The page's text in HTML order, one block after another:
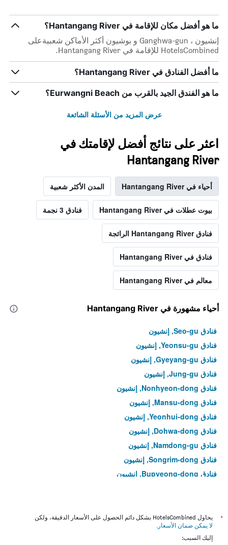
ما هو أفضل مكان للإقامة في Hantangang River؟
إنشيون ، Ganghwa-gun و بوشيون أكثر الأماكن شعبيةعلى
HotelsCombined للإقامة في Hantangang River.
ما أفضل الفنادق في Hantangang River؟
ما هو الفندق الجيد بالقرب من Eurwangni Beach؟
عرض المزيد من الأسئلة الشائعة
اعثر على نتائج أفضل لإقامتك في
Hantangang River
أحياء في Hantangang River المدن الأكثر شعبية
بيوت عطلات في Hantangang River فنادق 3 نجمة
فنادق Hantangang River الرائجة
فنادق في Hantangang River
معالم في Hantangang River
أحياء مشهورة في Hantangang River
فنادق Seo-gu, إنشيون
فنادق Yeonsu-gu, إنشيون
فنادق Gyeyang-gu, إنشيون
فنادق Jung-gu, إنشيون
فنادق Nonhyeon-dong, إنشيون
فنادق Mansu-dong, إنشيون
فنادق Yeonhui-dong, إنشيون
فنادق Dohwa-dong, إنشيون
فنادق Namdong-gu, إنشيون
فنادق Songrim-dong, إنشيون
فنادق Bupyeong-dong, إنشيون
فنادق Guwol-dong, إنشيون
فنادق Cheonghak-dong, إنشيون
*
يحاول HotelsCombined بشكل دائم الحصول على الأسعار الدقيقة، ولكن
لا يمكن ضمان الأسعار .
إليك السبب: